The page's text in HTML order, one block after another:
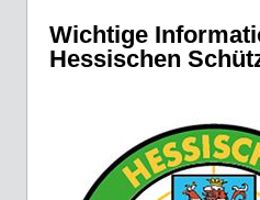
Wichtige
Hessischen